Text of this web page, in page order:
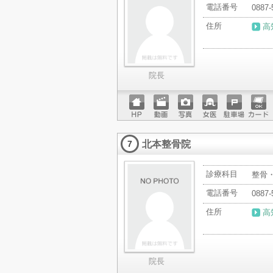
院長
電話番号
0887-
住所
高
ホーム
ページ
動画 写真 女医 駐車場クレジ
ットカ
7 北本整骨院
院長
診療科目
整骨
電話番号
0887-
住所
高